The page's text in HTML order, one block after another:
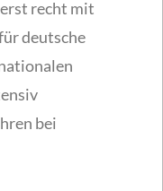
recht mit
deutsche
bei